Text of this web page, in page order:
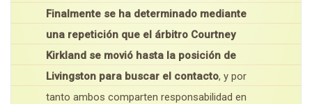
Finalmente se ha determinado mediante
una repetición que el árbitro Courtney
Kirkland se movió hasta la posición de
Livingston para buscar el contacto, y por
tanto ambos comparten responsabilidad en